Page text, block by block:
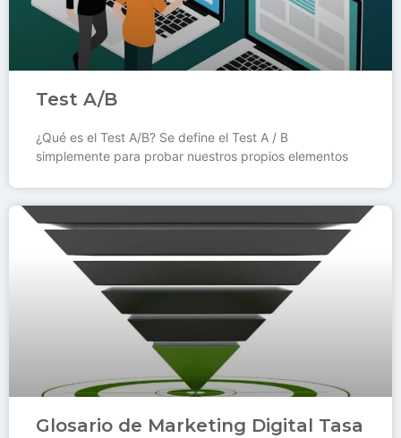
Test A/B
¿Qué es el Test A/B? Se define el Test A / B
simplemente para probar nuestros propios elementos
Glosario de Marketing Digital Tasa